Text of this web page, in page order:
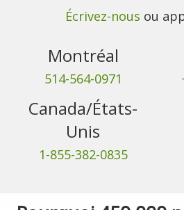
Écrivez-nous ou
Montréal
514-564-0971
Canada/États-
Unis
1-855-382-0835